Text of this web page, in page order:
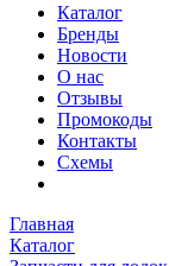
Каталог
Бренды
Новости
О нас
Отзывы
Промокоды
Контакты
Схемы
Главная
Каталог